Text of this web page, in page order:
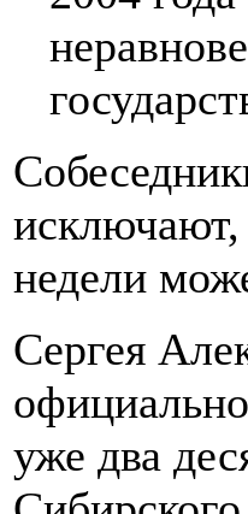
исключают,
недели
Сергея
уже два